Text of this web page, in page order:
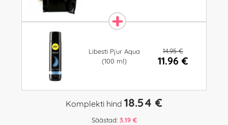
Libesti Pjur Aqua
(100 ml)
14.95 €
11.96 €
Komplekti hind 18.54 €
Säästad: 3.19 €